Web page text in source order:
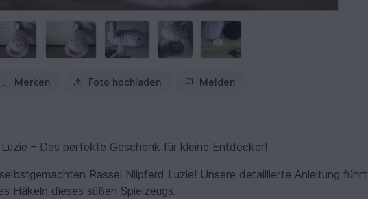
Merken Foto hochladen Melden
– Das perfekte Geschenk für kleine Entdecker!
Rassel Nilpferd Luzie! Unsere detaillierte Anleitung führt
Häkeln dieses süßen Spielzeugs.